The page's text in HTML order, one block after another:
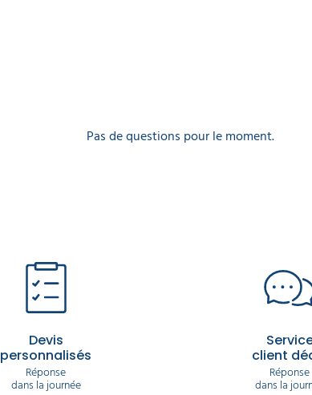
Pas de questions pour le moment.
Devis
personnalisés
Réponse
dans la journée
client
Réponse
dans la